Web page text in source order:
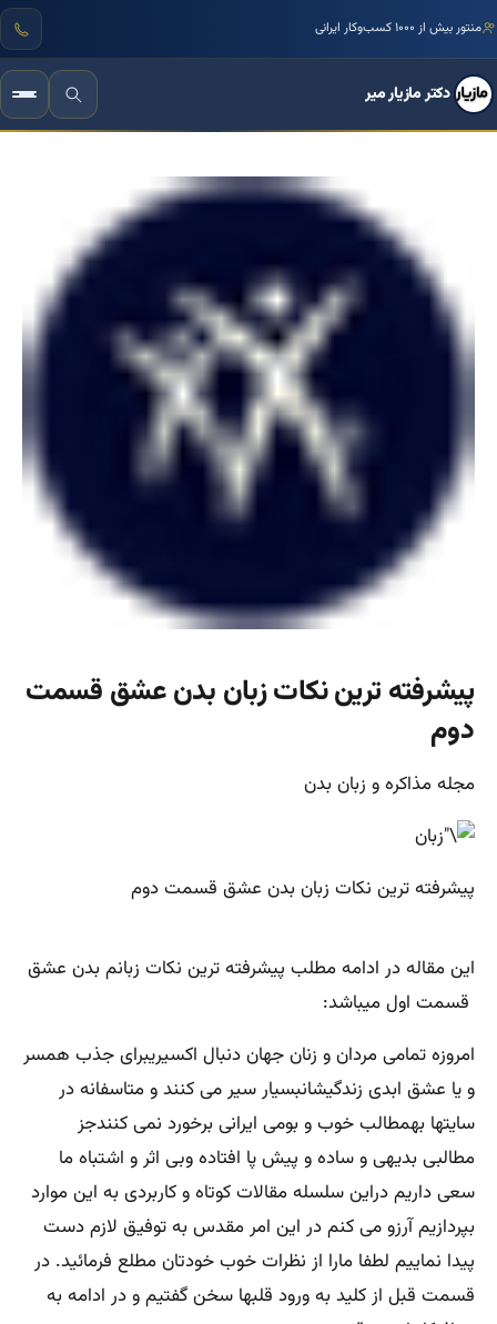
منتور بیش از ۱۰۰۰ کسب‌وکار ایرانی
دکتر مازیار میر
پیشرفته ترین نکات زبان بدن عشق قسمت
دوم
مجله مذاکره و زبان بدن
پیشرفته ترین نکات زبان بدن عشق قسمت دوم
این مقاله در ادامه مطلب پیشرفته ترین نکات زبانم بدن عشق
قسمت اول میباشد:
امروزه تمامی مردان و زنان جهان دنبال اکسیریبرای جذب همسر
و یا عشق ابدی زندگیشانبسیار سیر می کنند و متاسفانه در
سایتها بهمطالب خوب و بومی ایرانی برخورد نمی کنندجز
مطالبی بدیهی و ساده و پیش پا افتاده وبی اثر و اشتباه ما
سعی داریم دراین سلسله مقالات کوتاه و کاربردی به این موارد
بپردازیم آرزو می کنم در این امر مقدس به توفیق لازم دست
پیدا نماییم لطفا مارا از نظرات خوب خودتان مطلع فرمائید. در
قسمت قبل از کلید به ورود قلبها سخن گفتیم و در ادامه به